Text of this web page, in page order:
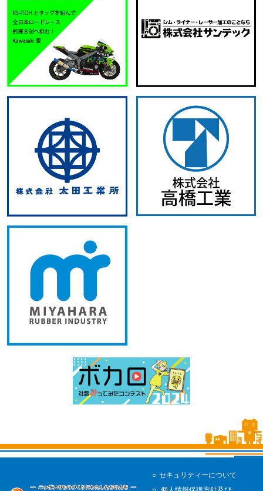
セキュリティーについて